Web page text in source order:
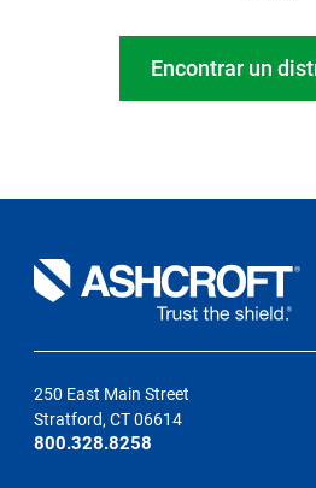
Encontrar un
250 East Main Street
Stratford, CT 06614
800.328.8258